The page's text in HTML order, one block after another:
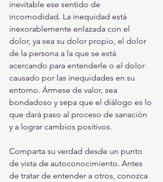
inevitable ese sentido de
incomodidad. La inequidad está
inexorablemente enlazada con el
dolor, ya sea su dolor propio, el dolor
de la persona a la que se está
acercando para entenderle o el dolor
causado por las inequidades en su
entorno. Ármese de valor, sea
bondadoso y sepa que el diálogo es lo
que dará paso al proceso de sanación
y a lograr cambios positivos.
Comparta su verdad desde un punto
de vista de autoconocimiento. Antes
de tratar de entender a otros, conozca